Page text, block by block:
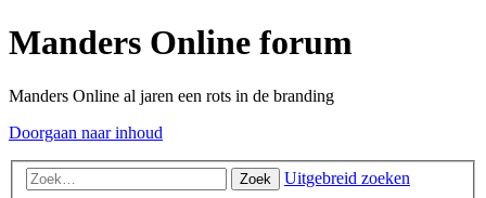
Manders Online forum
Manders Online al jaren een rots in de branding
Doorgaan naar inhoud
Zoek Uitgebreid zoeken